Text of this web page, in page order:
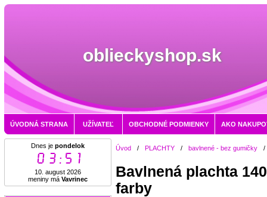
oblieckyshop.sk
ÚVODNÁ STRANA UŽÍVATEĽ OBCHODNÉ PODMIENKY AKO
Dnes je pondelok
03:51
10. august 2026
meniny má Vavrinec
Úvod / PLACHTY / bavlnené - bez gumičky /
Bavlnená plachta
farby